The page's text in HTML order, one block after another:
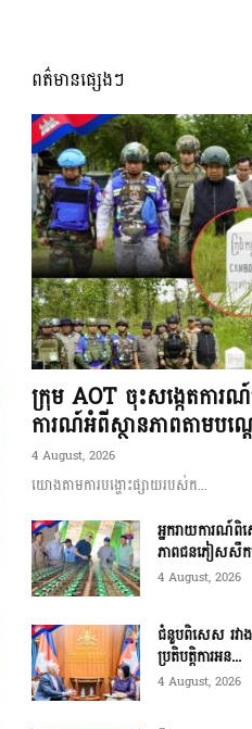
ពត៌មានផ្សេងៗ
ក្រុម AOT ចុះសង្កេតការណ៍
ការណ៍អំពីស្ថានភាពតាមបណ្
4 August, 2026
យោងតាមការបង្ហោះផ្សាយរបស់ក...
អ្នករាយការណ៍
ភាពជនភៀសសឹក
4 August, 2026
ជំនួបពិសេស រវ
ប្រតិបត្តិការអន...
4 August, 2026